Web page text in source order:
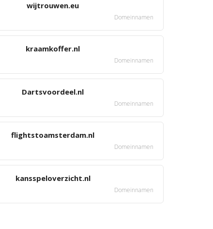
wijtrouwen.eu
Domeinnamen
kraamkoffer.nl
Domeinnamen
Dartsvoordeel.nl
Domeinnamen
flightstoamsterdam.nl
Domeinnamen
kansspeloverzicht.nl
Domeinnamen